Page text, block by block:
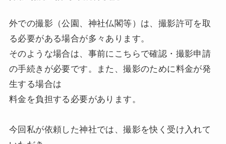
外での撮影（公園、神社仏閣等）は、撮影許可を取
る必要がある場合が多々あります。
そのような場合は、事前にこちらで確認・撮影申請
の手続きが必要です。また、撮影のために料金が発
生する場合は
料金を負担する必要があります。
今回私が依頼した神社では、撮影を快く受け入れて